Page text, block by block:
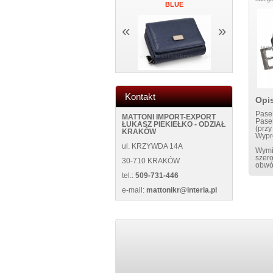
BLUE
NEW
« »
Kontakt
MATTONI IMPORT-EXPORT
ŁUKASZ PIEKIEŁKO - ODZIAŁ
KRAKÓW
ul. KRZYWDA 14A
30-710 KRAKÓW
tel.: 509-731-446
e-mail: mattonikr@interia.pl
(przy